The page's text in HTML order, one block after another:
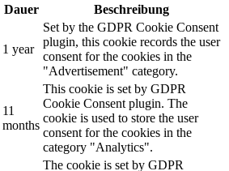
Dauer Beschreibung
1 year
Set by the GDPR Cookie Consent
plugin, this cookie records the user
consent for the cookies in the
"Advertisement" category.
11
months
This cookie is set by GDPR
Cookie Consent plugin. The
cookie is used to store the user
consent for the cookies in the
category "Analytics".
The cookie is set by GDPR